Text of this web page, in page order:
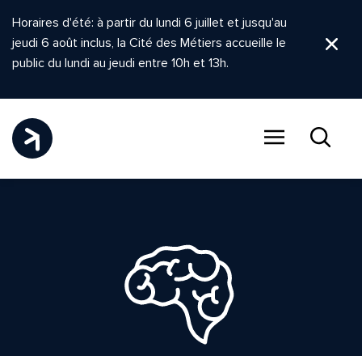
Horaires d'été: à partir du lundi 6 juillet et jusqu'au
jeudi 6 août inclus, la Cité des Métiers accueille le
public du lundi au jeudi entre 10h et 13h.